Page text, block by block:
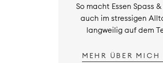
So macht Essen Spass
auch im stressigen
langweilig auf dem
MEHR ÜBER MICH